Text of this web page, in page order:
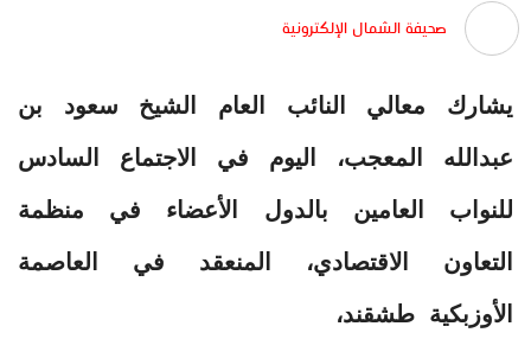
صحيفة الشمال الإلكترونية
يشارك معالي النائب العام الشيخ سعود بن
عبدالله المعجب، اليوم في الاجتماع السادس
للنواب العامين بالدول الأعضاء في منظمة
التعاون الاقتصادي، المنعقد في العاصمة
الأوزبكية طشقند،